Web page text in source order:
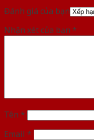
Đánh giá của bạn
Nhận xét của bạn *
Tên *
Email *